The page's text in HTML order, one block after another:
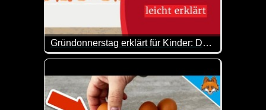
Gründonnerstag erklärt für Kinder: Das letzte Abendmahl
Gründonnerstag leicht erklärt: Was ist